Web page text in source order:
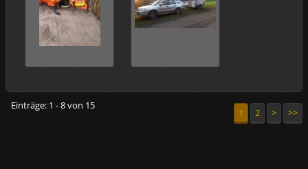
Einträge: 1 - 8 von 15
1 2 > >>